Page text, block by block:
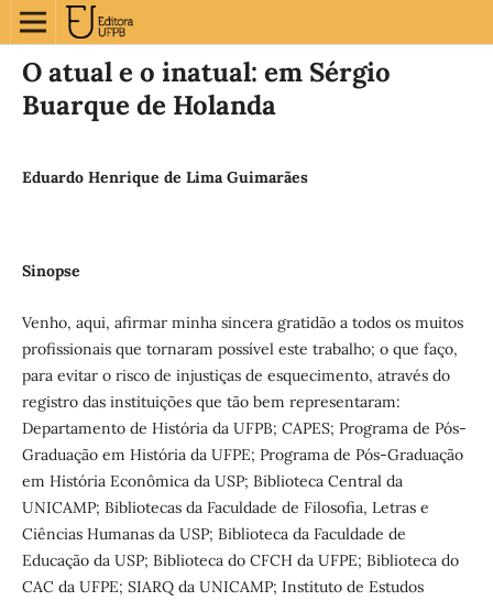
O atual e o inatual: em Sérgio
Buarque de Holanda
Eduardo Henrique de Lima Guimarães
Sinopse
Venho, aqui, afirmar minha sincera gratidão a todos os muitos
profissionais que tornaram possível este trabalho; o que faço,
para evitar o risco de injustiças de esquecimento, através do
registro das instituições que tão bem representaram:
Departamento de História da UFPB; CAPES; Programa de Pós-
Graduação em História da UFPE; Programa de Pós-Graduação
em História Econômica da USP; Biblioteca Central da
UNICAMP; Bibliotecas da Faculdade de Filosofia, Letras e
Ciências Humanas da USP; Biblioteca da Faculdade de
Educação da USP; Biblioteca do CFCH da UFPE; Biblioteca do
CAC da UFPE; SIARQ da UNICAMP; Instituto de Estudos